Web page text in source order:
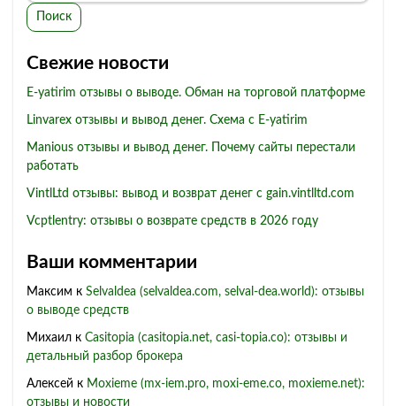
Поиск
Свежие новости
E-yatirim отзывы о выводе. Обман на торговой платформе
Linvarex отзывы и вывод денег. Схема с E-yatirim
Manious отзывы и вывод денег. Почему сайты перестали
работать
VintlLtd отзывы: вывод и возврат денег с gain.vintlltd.com
Vcptlentry: отзывы о возврате средств в 2026 году
Ваши комментарии
Максим к Selvaldea (selvaldea.com, selval-dea.world): отзывы
о выводе средств
Михаил к Casitopia (casitopia.net, casi-topia.co): отзывы и
детальный разбор брокера
Алексей к Moxieme (mx-iem.pro, moxi-eme.co, moxieme.net):
отзывы и новости